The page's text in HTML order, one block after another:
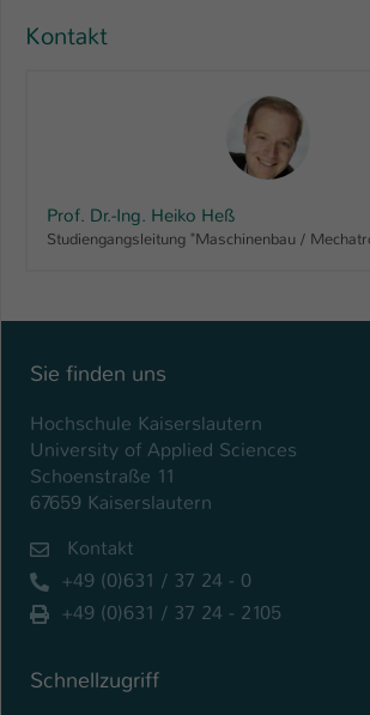
Kontakt
Prof. Dr.-Ing. Heiko Heß
Sie finden uns
Hochschule Kaiserslautern
University of Applied Sciences
Schoenstraße 11
67659 Kaiserslautern
Kontakt
+49 (0)631 / 37 24 - 0
+49 (0)631 / 37 24 - 2105
Schnellzugriff